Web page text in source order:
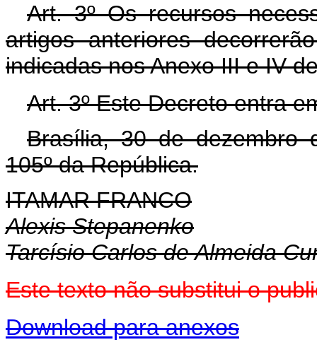
Art. 3º Os recursos
artigos anteriores
indicadas nos Anexo III e IV
Art. 3º Este Decreto entra
Brasília, 30 de dezembro
105º da República.
ITAMAR FRANCO
Alexis Stepanenko
Tarcísio Carlos de Almeida
Este texto não substitui o
Download para anexos